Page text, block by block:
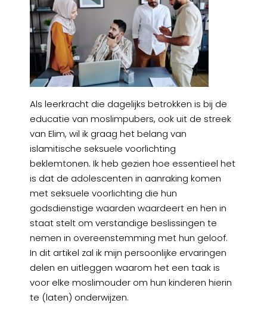
Als leerkracht die dagelijks betrokken is bij de
educatie van moslimpubers, ook uit de streek
van Elim, wil ik graag het belang van
islamitische seksuele voorlichting
beklemtonen. Ik heb gezien hoe essentieel het
is dat de adolescenten in aanraking komen
met seksuele voorlichting die hun
godsdienstige waarden waardeert en hen in
staat stelt om verstandige beslissingen te
nemen in overeenstemming met hun geloof.
In dit artikel zal ik mijn persoonlijke ervaringen
delen en uitleggen waarom het een taak is
voor elke moslimouder om hun kinderen hierin
te (laten) onderwijzen.